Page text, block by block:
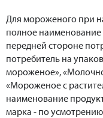
Для мороженого при
полное
передней стороне
потребитель на
мороженое»,
«Мороженое с
наименование
марка - по